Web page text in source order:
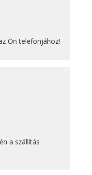
Ön telefonjához!
a szállítás